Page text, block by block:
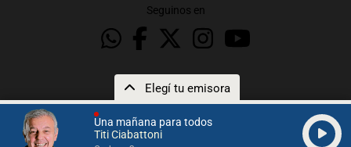
Una mañana para todos
Titi Ciabattoni
Elegí tu emisora
Seguinos en